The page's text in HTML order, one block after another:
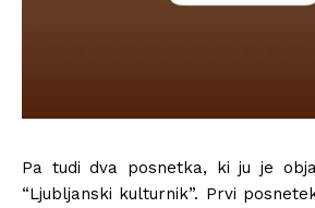
Pa tudi dva posnetka, ki ju je
“Ljubljanski kulturnik”. Prvi